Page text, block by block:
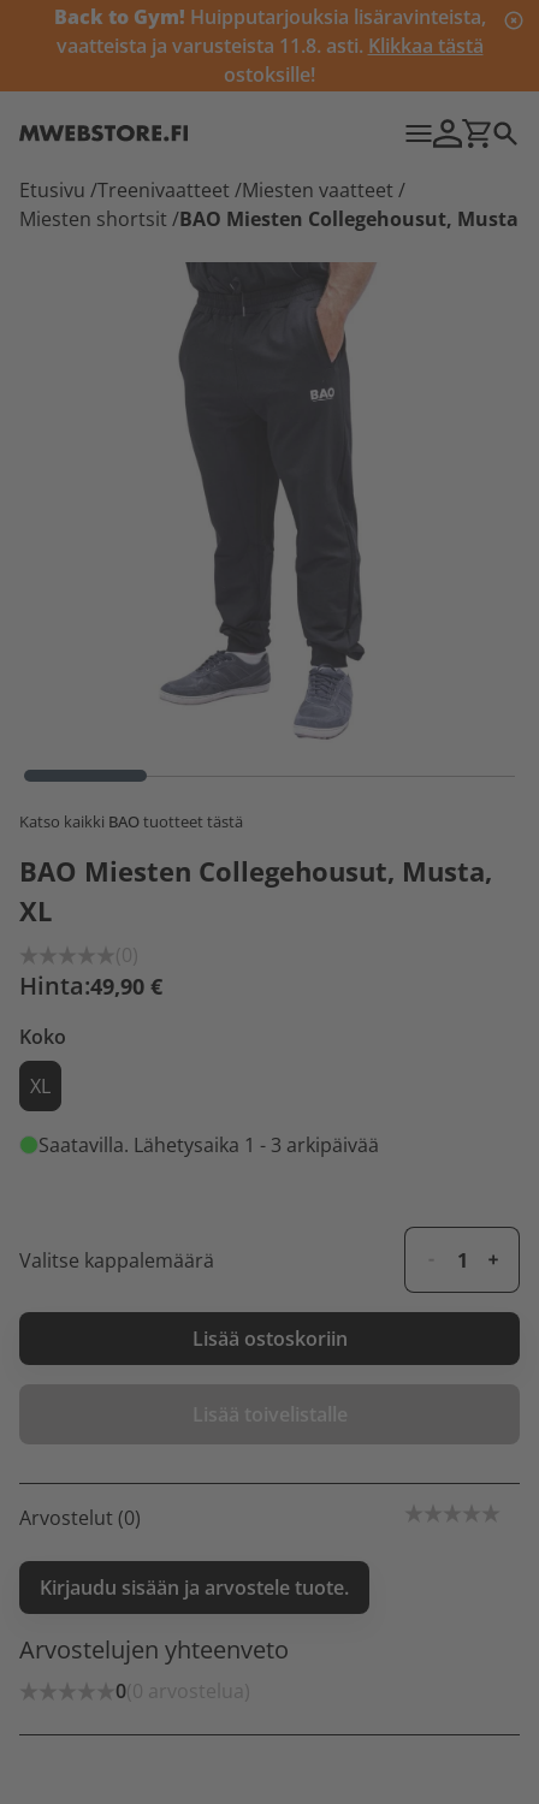
Back to Gym! Huipputarjouksia lisäravinteista,
vaatteista ja varusteista 11.8. asti. Klikkaa tästä
ostoksille!
Etusivu /Treenivaatteet /Miesten vaatteet /
Miesten shortsit /BAO Miesten Collegehousut, Musta
Katso kaikki BAOtuotteet tästä
BAO Miesten Collegehousut, Musta,
XL
(0)
Hinta:49,90 €
Koko
XL
Saatavilla. Lähetysaika 1 - 3 arkipäivää
Valitse kappalemäärä
Lisää ostoskoriin
Lisää toivelistalle
Arvostelut (0)
Kirjaudu sisään ja arvostele tuote.
Arvostelujen yhteenveto
0(0 arvostelua)